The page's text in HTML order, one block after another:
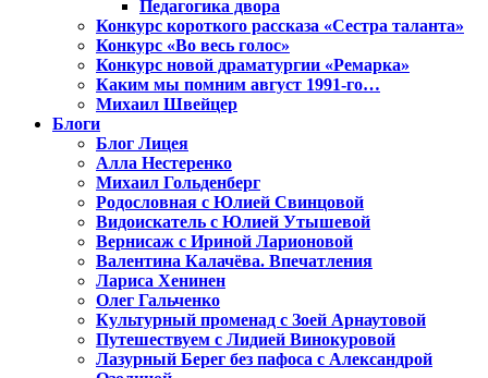
Педагогика двора
Конкурс короткого рассказа «Сестра таланта»
Конкурс «Во весь голос»
Конкурс новой драматургии «Ремарка»
Каким мы помним август 1991-го…
Михаил Швейцер
Блоги
Блог Лицея
Алла Нестеренко
Михаил Гольденберг
Родословная с Юлией Свинцовой
Видоискатель с Юлией Утышевой
Вернисаж с Ириной Ларионовой
Валентина Калачёва. Впечатления
Лариса Хенинен
Олег Гальченко
Культурный променад с Зоей Арнаутовой
Путешествуем с Лидией Винокуровой
Лазурный Берег без пафоса с Александрой